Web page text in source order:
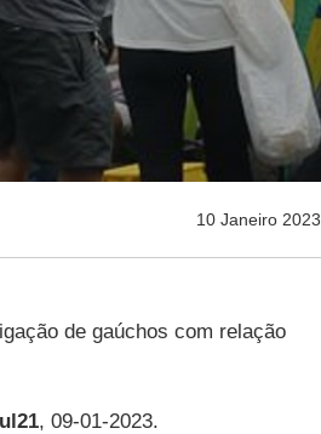
10 Janeiro 2023
de gaúchos com relação
, 09-01-2023.